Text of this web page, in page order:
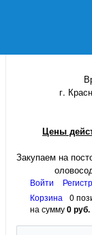
г.
Цены
Закупаем на
Войти
Корзина
0
на сумму0 руб.